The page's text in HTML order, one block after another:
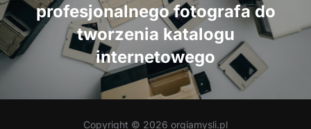
profesjonalnego fotografa do
tworzenia katalogu
internetowego
Copyright © 2026 orgiamysli.pl